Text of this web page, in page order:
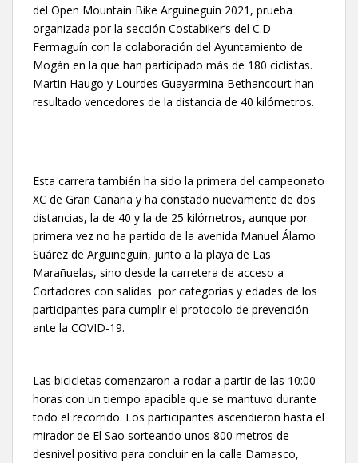
del Open Mountain Bike Arguineguín 2021, prueba
organizada por la sección Costabiker’s del C.D
Fermaguín con la colaboración del Ayuntamiento de
Mogán en la que han participado más de 180 ciclistas.
Martin Haugo y Lourdes Guayarmina Bethancourt han
resultado vencedores de la distancia de 40 kilómetros.
Esta carrera también ha sido la primera del campeonato
XC de Gran Canaria y ha constado nuevamente de dos
distancias, la de 40 y la de 25 kilómetros, aunque por
primera vez no ha partido de la avenida Manuel Álamo
Suárez de Arguineguín, junto a la playa de Las
Marañuelas, sino desde la carretera de acceso a
Cortadores con salidas por categorías y edades de los
participantes para cumplir el protocolo de prevención
ante la COVID-19.
Las bicicletas comenzaron a rodar a partir de las 10:00
horas con un tiempo apacible que se mantuvo durante
todo el recorrido. Los participantes ascendieron hasta el
mirador de El Sao sorteando unos 800 metros de
desnivel positivo para concluir en la calle Damasco,